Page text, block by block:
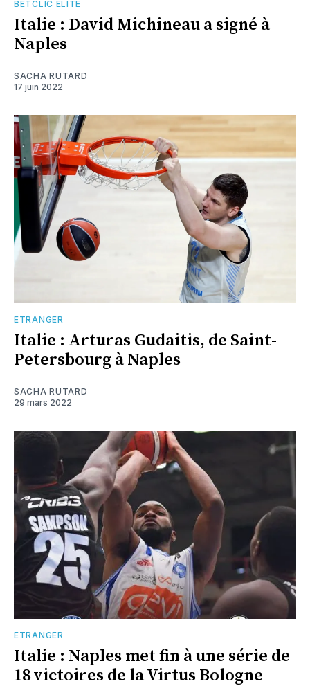
BETCLIC ÉLITE
Italie : David Michineau a signé à
Naples
SACHA RUTARD
17 juin 2022
ETRANGER
Italie : Arturas Gudaitis, de Saint-
Petersbourg à Naples
SACHA RUTARD
29 mars 2022
ETRANGER
Italie : Naples met fin à une série de
18 victoires de la Virtus Bologne